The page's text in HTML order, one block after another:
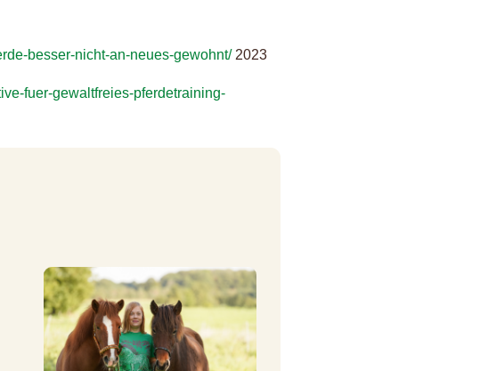
besser-nicht-an-neues-gewohnt/2023
fuer-gewaltfreies-pferdetraining-